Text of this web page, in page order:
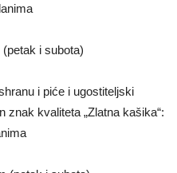
i subota)
i piće i ugostiteljski
znak kvaliteta „Zlatna kašika“: